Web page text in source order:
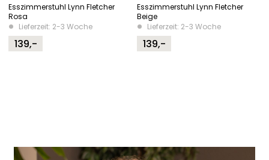
Esszimmerstuhl Lynn Fletcher
Rosa
Lieferzeit: 2-3 Woche
139,-
Esszimmerstuhl Lynn Fletcher
Beige
Lieferzeit: 2-3 Woche
139,-